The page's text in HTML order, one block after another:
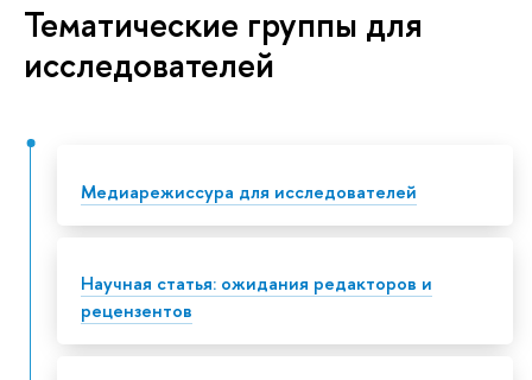
Тематические группы для
исследователей
Медиарежиссура для исследователей
Научная статья: ожидания редакторов и
рецензентов